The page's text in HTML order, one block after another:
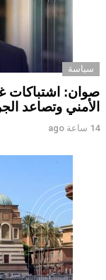
سياسة
صوان: اشتباكات
الأمني وتصاعد
14 ساعة ago